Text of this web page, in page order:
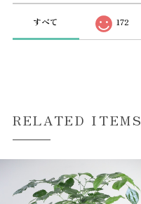
すべて 172
RELATED ITEMS